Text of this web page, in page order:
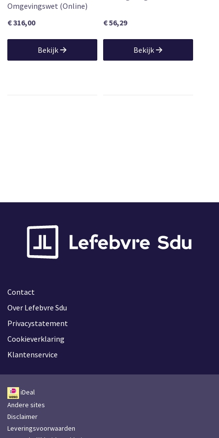
Omgevingswet (Online)
€ 316,00
Bekijk
€ 56,29
Bekijk
Contact
Over Lefebvre Sdu
Privacystatement
Cookieverklaring
Klantenservice
iDeal
Andere sites
Disclaimer
Leveringsvoorwaarden